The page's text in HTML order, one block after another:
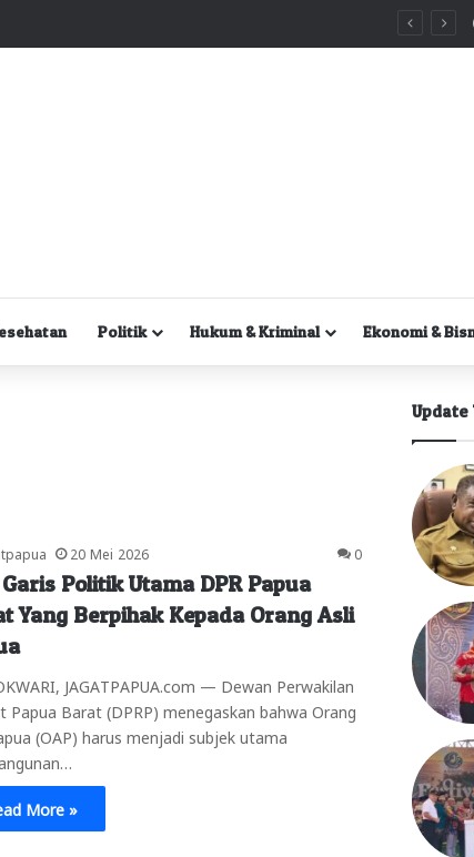
Politik Hukum & Kriminal Ekonomi &
20 Mei 2026 0
Politik Utama DPR Papua
Yang Berpihak Kepada Orang Asli
JAGATPAPUA.com — Dewan Perwakilan
Papua Barat (DPRP) menegaskan bahwa Orang
(OAP) harus menjadi subjek utama
More »
Update